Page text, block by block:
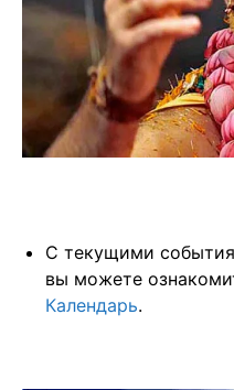
С текущими
вы можете
Календарь.